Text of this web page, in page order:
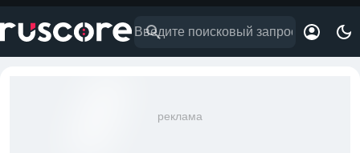
реклама